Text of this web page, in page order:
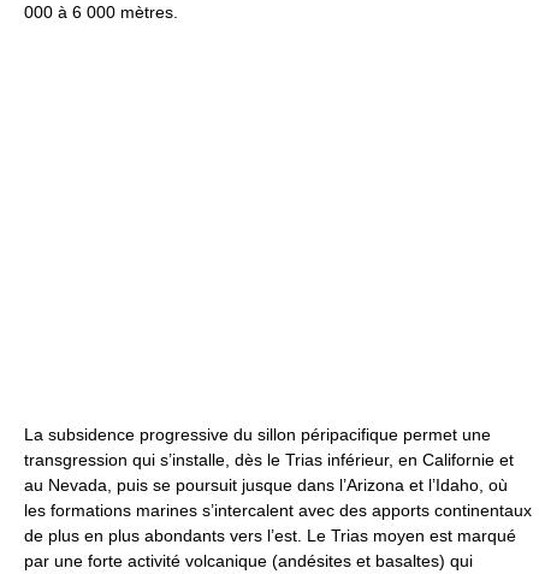
000 à 6 000 mètres.
La subsidence progressive du sillon péripacifique permet une
transgression qui s’installe, dès le Trias inférieur, en Californie et
au Nevada, puis se poursuit jusque dans l’Arizona et l’Idaho, où
les formations marines s’intercalent avec des apports continentaux
de plus en plus abondants vers l’est. Le Trias moyen est marqué
par une forte activité volcanique (andésites et basaltes) qui